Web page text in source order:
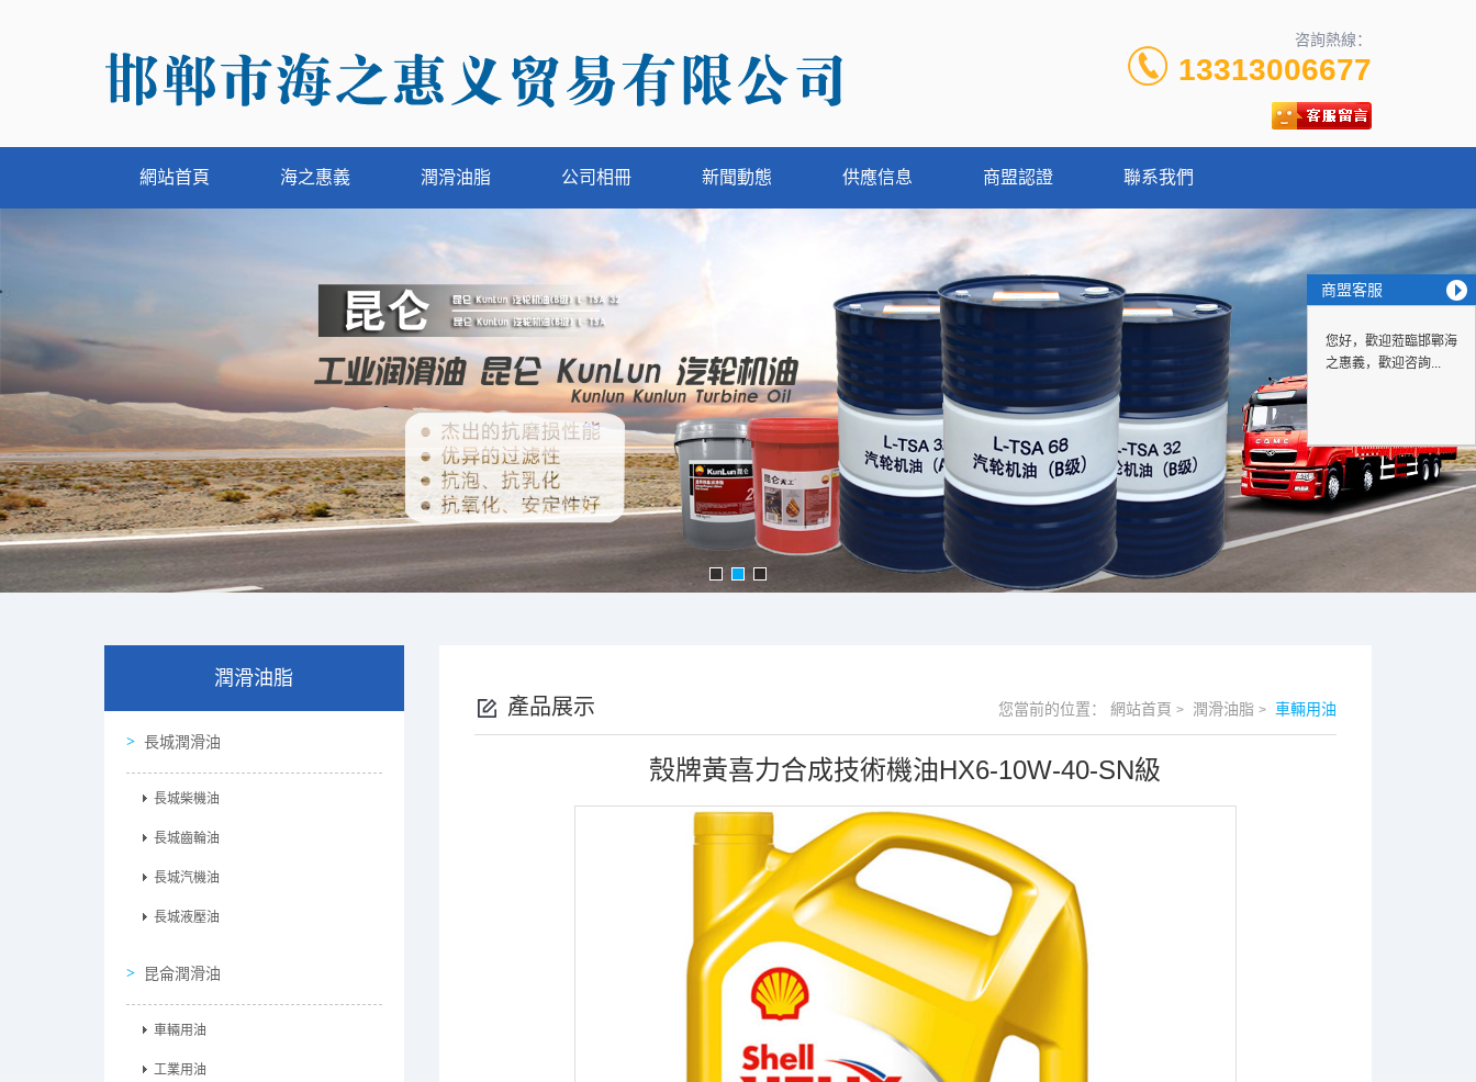
咨詢熱線：
13313006677
網站首頁 海之惠義 潤滑油脂 公司相冊 新聞動態 供應信息 商盟認證 聯系我們
潤滑油脂
長城潤滑油
長城柴機油
長城齒輪油
長城汽機油
長城液壓油
昆侖潤滑油
車輛用油
工業用油
產品展示 您當前的位置： 網站首頁 > 潤滑油脂 > 車輛用油
殼牌黃喜力合成技術機油HX6-10W-40-SN級
商盟客服
您好，歡迎蒞臨邯鄲海
之惠義，歡迎咨詢...